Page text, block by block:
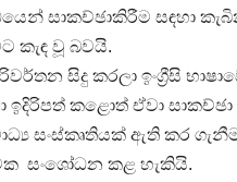
සාකච්ඡාකිරීම සඳහා
කැඳ වූ බවයි.
සිදු කරලා ඉංග්‍රීසි
කළොත් ඒවා
සංස්කෘතියක් ඇති කර
සංශෝධන කළ හැකියි.